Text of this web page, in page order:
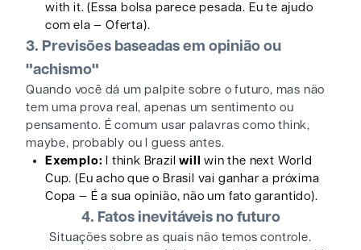
with it. (Essa bolsa parece pesada. Eu te ajudo
com ela — Oferta).
3. Previsões baseadas em opinião ou
"achismo"
Quando você dá um palpite sobre o futuro, mas não
tem uma prova real, apenas um sentimento ou
pensamento. É comum usar palavras como think,
maybe, probably ou I guess antes.
Exemplo: I think Brazilwill
win the next World
Cup. (Eu acho que o Brasil vai ganhar a próxima
Copa — É a sua opinião, não um fato garantido).
4. Fatos inevitáveis no futuro
Situações sobre as quais não temos controle.